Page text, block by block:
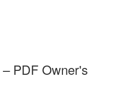
PDF Owner's